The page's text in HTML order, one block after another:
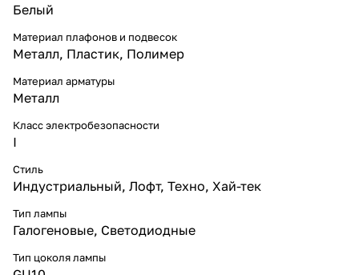
Белый
Материал плафонов и подвесок
Металл, Пластик, Полимер
Материал арматуры
Металл
Класс электробезопасности
I
Стиль
Индустриальный, Лофт, Техно, Хай-тек
Тип лампы
Галогеновые, Светодиодные
Тип цоколя лампы